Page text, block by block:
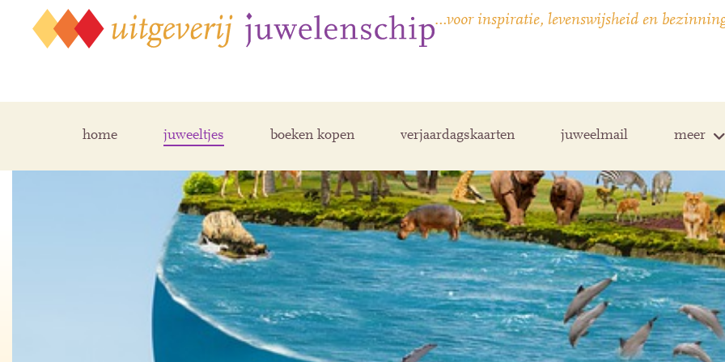
…voor inspiratie, levenswijsheid en
home juweeltjes boeken kopen verjaardagskaarten juweelmail meer